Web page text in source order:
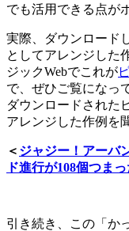
でも活用できる点が
実際、ダウンロード
としてアレンジした
ジックWebでこれが
で、ぜひご覧になっ
ダウンロードされた
アレンジした作例を
＜ ジャジー！アーバ
ド進行が108個つま
引き続き、この「か